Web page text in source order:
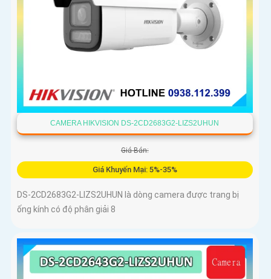
CAMERA HIKVISION DS-2CD2683G2-LIZS2UHUN
Giá Bán:
Giá Khuyến Mại: 5%-35%
DS-2CD2683G2-LIZS2UHUN là dòng camera được trang bị
ống kính có độ phân giải 8